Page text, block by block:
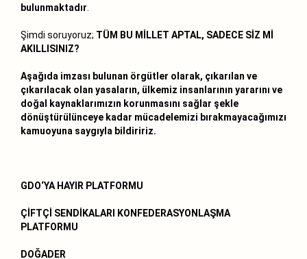
bulunmaktadır
Şimdi soruyoruz; TÜM BU MİLLET APTAL, SADECE SİZ Mİ
AKILLISINIZ?
Aşağıda imzası bulunan örgütler olarak, çıkarılan ve
çıkarılacak olan yasaların, ülkemiz insanlarının yararını ve
doğal kaynaklarımızın korunmasını sağlar şekle
dönüştürülünceye kadar mücadelemizi bırakmayacağımızı
kamuoyuna saygıyla bildiririz.
GDO‘YA HAYIR PLATFORMU
ÇİFTÇİ SENDİKALARI KONFEDERASYONLAŞMA
PLATFORMU
DOĞADER